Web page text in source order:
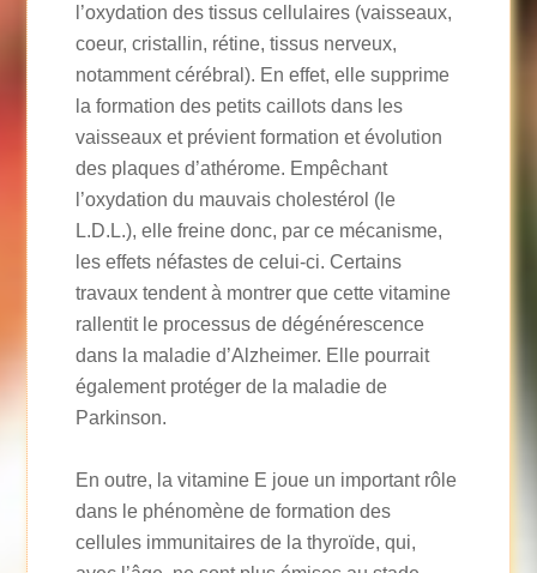
l’oxydation des tissus cellulaires (vaisseaux,
coeur, cristallin, rétine, tissus nerveux,
notamment cérébral). En effet, elle supprime
la formation des petits caillots dans les
vaisseaux et prévient formation et évolution
des plaques d’athérome. Empêchant
l’oxydation du mauvais cholestérol (le
L.D.L.), elle freine donc, par ce mécanisme,
les effets néfastes de celui-ci. Certains
travaux tendent à montrer que cette vitamine
rallentit le processus de dégénérescence
dans la maladie d’Alzheimer. Elle pourrait
également protéger de la maladie de
Parkinson.
En outre, la vitamine E joue un important rôle
dans le phénomène de formation des
cellules immunitaires de la thyroïde, qui,